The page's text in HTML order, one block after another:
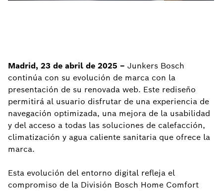
Madrid, 23 de abril de 2025 – Junkers Bosch
continúa con su evolución de marca con la
presentación de su renovada web. Este rediseño
permitirá al usuario disfrutar de una experiencia de
navegación optimizada, una mejora de la usabilidad
y del acceso a todas las soluciones de calefacción,
climatización y agua caliente sanitaria que ofrece la
marca.
Esta evolución del entorno digital refleja el
compromiso de la División Bosch Home Comfort